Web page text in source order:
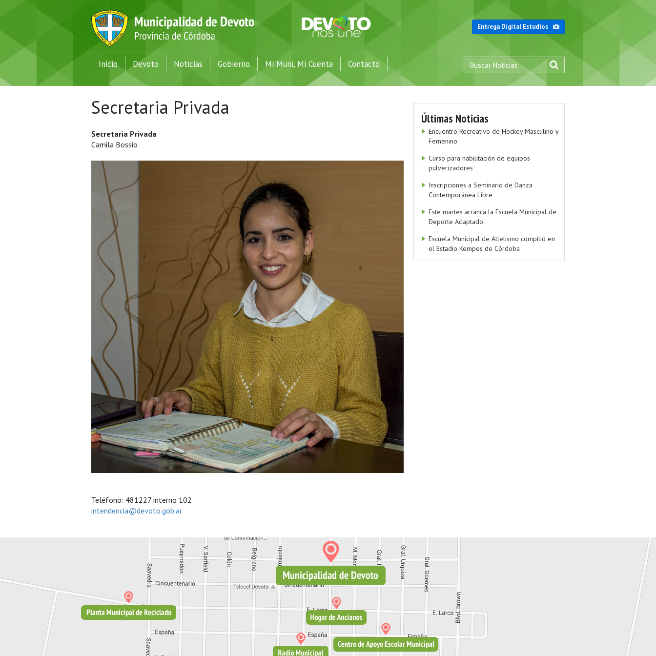
Entrega Digital Estudios
Inicio Devoto Noticias Gobierno Mi Muni, Mi Cuenta Contacto
Secretaria Privada
Secretaria Privada
Camila Bossio
Teléfono: 481227 interno 102
intendencia@devoto.gob.ar
Últimas Noticias
Encuentro Recreativo de Hockey Masculino y
Femenino
Curso para habilitación de equipos
pulverizadores
Inscripciones a Seminario de Danza
Contemporánea Libre
Este martes arranca la Escuela Municipal de
Deporte Adaptado
Escuela Municipal de Atletismo compitió en
el Estadio Kempes de Córdoba